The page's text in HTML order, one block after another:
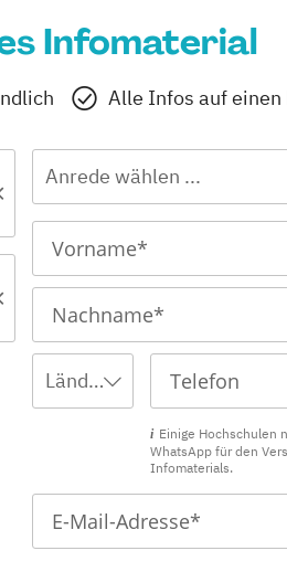
Infomaterial
Alle Infos auf einen
Anrede wählen ...
Ländervorwahl wählen ...
Einige Hochschulen
WhatsApp für den
Infomaterials.